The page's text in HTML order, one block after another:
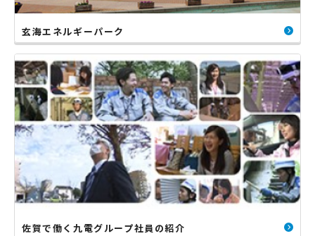
玄海エネルギーパーク
佐賀で働く九電グループ社員の紹介